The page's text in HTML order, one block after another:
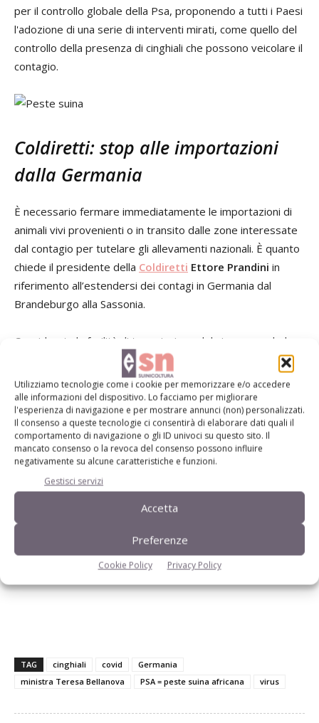
Utilizziamo tecnologie come i cookie per memorizzare e/o accedere
alle informazioni del dispositivo. Lo facciamo per migliorare
l'esperienza di navigazione e per mostrare annunci (non) personalizzati.
Il consenso a queste tecnologie ci consentirà di elaborare dati quali il
comportamento di navigazione o gli ID univoci su questo sito. Il
mancato consenso o la revoca del consenso possono influire
negativamente su alcune caratteristiche e funzioni.
Gestisci servizi
Accetta
Preferenze
Cookie Policy Privacy Policy
per il controllo globale della Psa, proponendo a tutti i Paesi
l'adozione di una serie di interventi mirati, come quello del
controllo della presenza di cinghiali che possono veicolare il
contagio.
Coldiretti: stop alle importazioni
dalla Germania
È necessario fermare immediatamente le importazioni di
animali vivi provenienti o in transito dalle zone interessate
dal contagio per tutelare gli allevamenti nazionali. È quanto
chiede il presidente della Coldiretti Ettore Prandini in
riferimento all’estendersi dei contagi in Germania dal
Brandeburgo alla Sassonia.
Considerata la facilità di trasmissione del virus – conclude
Coldiretti – il rischio che il contagio possa essere esteso
agli allevamenti italiani rappresenterebbe un gravissimo
danno economico per le imprese e per la pubblica
amministrazione, con costi di decine di milioni di euro per
procedere ai necessari interventi di prevenzione.
TAG cinghiali covid
Germania
ministra Teresa Bellanova
PSA = peste suina africana virus